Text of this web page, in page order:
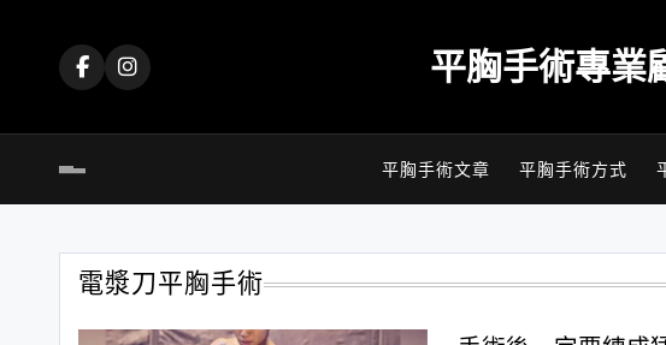
平胸手術專業
平胸手術文章 平胸手術方式
電漿刀平胸手術